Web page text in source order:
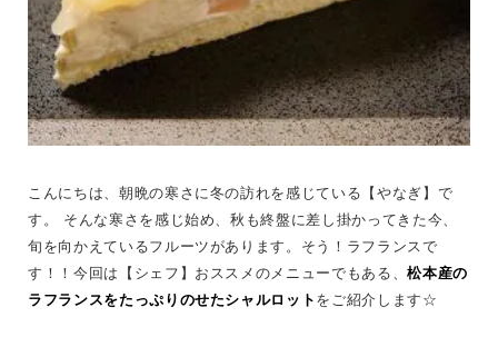
こんにちは、朝晩の寒さに冬の訪れを感じている【やなぎ】で
す。 そんな寒さを感じ始め、秋も終盤に差し掛かってきた今、
旬を向かえているフルーツがあります。そう！ラフランスで
す！！今回は【シェフ】おススメのメニューでもある、松本産の
ラフランスをたっぷりのせたシャルロットをご紹介します☆